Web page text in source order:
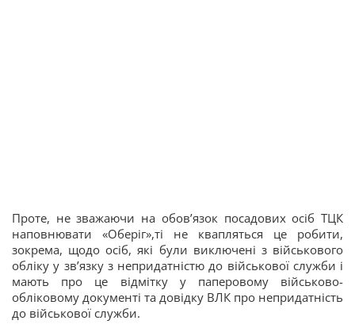
Проте, не зважаючи на обов’язок посадових осіб ТЦК
наповнювати «Оберіг»,ті не квапляться це робити,
зокрема, щодо осіб, які були виключені з військового
обліку у зв’язку з непридатністю до військової служби і
мають про це відмітку у паперовому військово-
обліковому документі та довідку ВЛК про непридатність
до військової служби.